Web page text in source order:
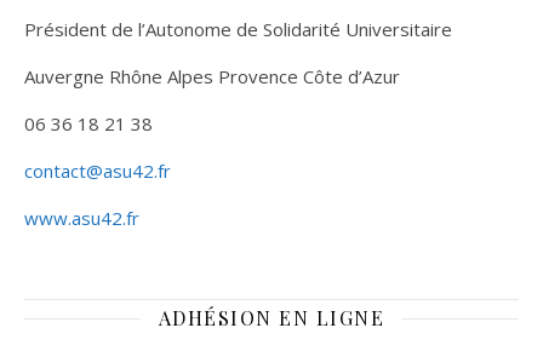
Président de l’Autonome de Solidarité Universitaire
Auvergne Rhône Alpes Provence Côte d’Azur
06 36 18 21 38
contact@asu42.fr
www.asu42.fr
ADHÉSION EN LIGNE